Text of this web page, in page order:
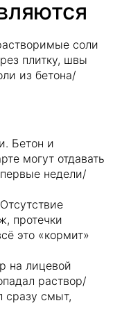
соли
плитку, швы
из бетона/
Бетон и
могут отдавать
недели/
протечки
это «кормит»
на лицевой
раствор/
сразу смыт,